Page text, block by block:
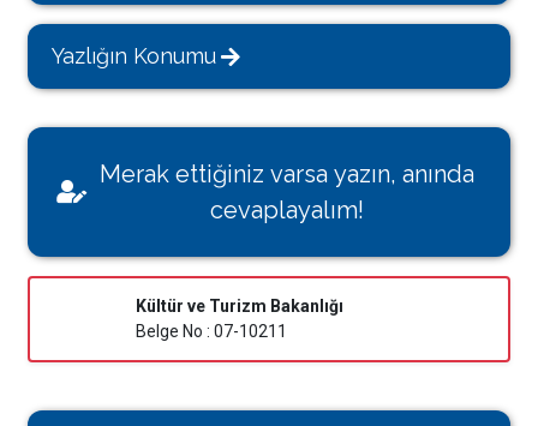
Yazlığın Konumu
Merak ettiğiniz varsa yazın, anında
cevaplayalım!
Kültür ve Turizm Bakanlığı
Belge No : 07-10211